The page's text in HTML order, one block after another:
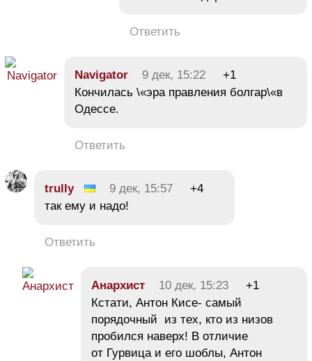
Ответить
Navigator 9 дек, 15:22
+1
Кончилась \«эра правления болгар\«в
Одессе.
Ответить
trully 9 дек, 15:57
+4
так ему и надо!
Ответить
Анархист 10 дек, 15:23
+1
Кстати, Антон Кисе- самый
порядочный из тех, кто из низов
пробился наверх! В отличие
от Гурвица и его шоблы, Антон